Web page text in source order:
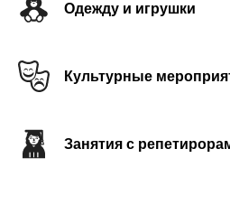
Одежду и игрушки
Культурные
Занятия с